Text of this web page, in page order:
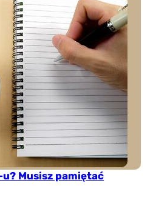
u? Musisz pamiętać